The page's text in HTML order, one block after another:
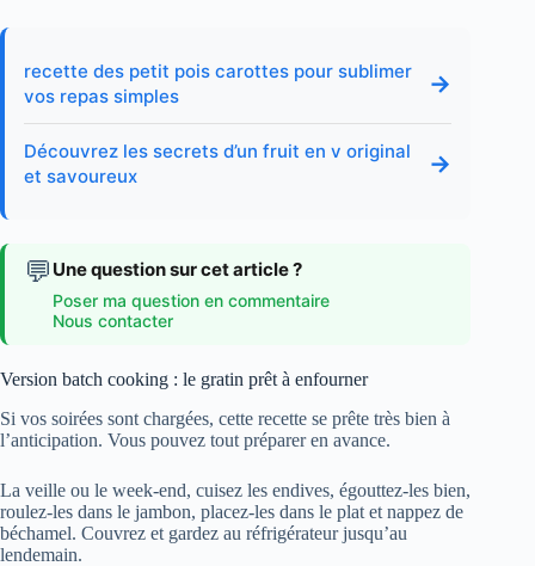
recette des petit pois carottes pour sublimer
vos repas simples
→
Découvrez les secrets d’un fruit en v original
et savoureux
→
💬 Une question sur cet article ?
Poser ma question en commentaire
Nous contacter
Version batch cooking : le gratin prêt à enfourner
Si vos soirées sont chargées, cette recette se prête très bien à
l’anticipation. Vous pouvez tout préparer en avance.
La veille ou le week-end, cuisez les endives, égouttez-les bien,
roulez-les dans le jambon, placez-les dans le plat et nappez de
béchamel. Couvrez et gardez au réfrigérateur jusqu’au
lendemain.